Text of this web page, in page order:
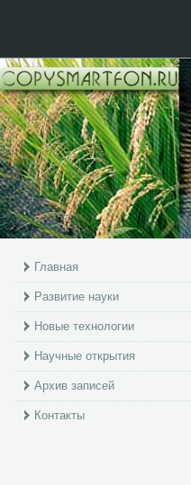
Главная
Развитие науки
Новые технологии
Научные открытия
Архив записей
Контакты